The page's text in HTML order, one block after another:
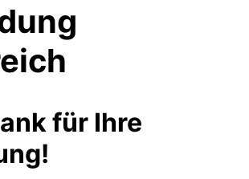
für Ihre